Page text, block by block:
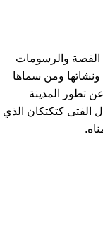
والرسومات
ومن سماها
تطور المدينة
الفتى كتكتكان الذي